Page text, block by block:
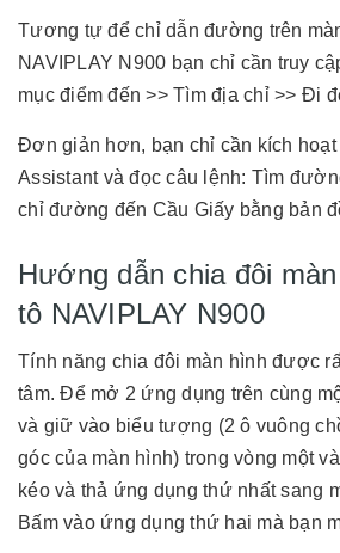
Tương tự để chỉ dẫn đường trên
NAVIPLAY N900 bạn chỉ cần truy
mục điểm đến >> Tìm địa chỉ >> Đi
Đơn giản hơn, bạn chỉ cần kích
Assistant và đọc câu lệnh: Tìm
chỉ đường đến Cầu Giấy bằng bản
Hướng dẫn chia đôi
tô NAVIPLAY N900
Tính năng chia đôi màn hình được
tâm. Để mở 2 ứng dụng trên cùng
và giữ vào biểu tượng (2 ô vuông
góc của màn hình) trong vòng một
kéo và thả ứng dụng thứ nhất sang
Bấm vào ứng dụng thứ hai mà bạn